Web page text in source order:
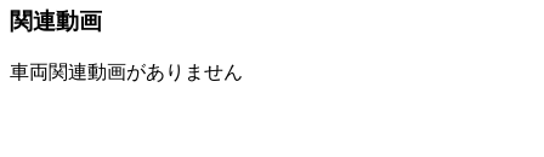
関連動画
車両関連動画がありません